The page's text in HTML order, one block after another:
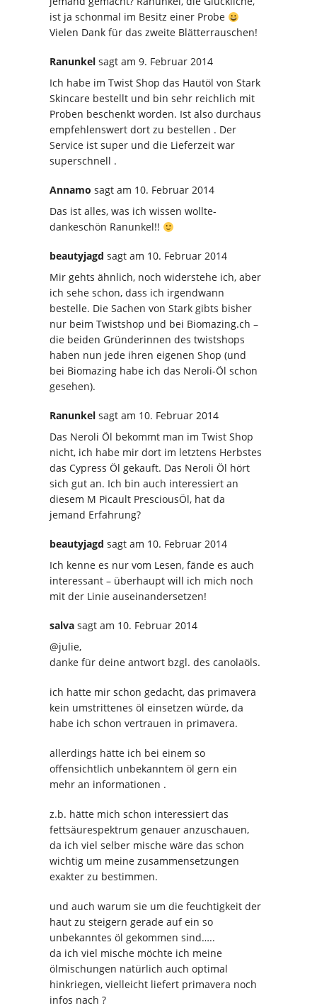
ist ja schonmal im Besitz einer Probe
Vielen Dank für das zweite Blätterrauschen!
Ranunkel sagt am 9. Februar 2014
Ich habe im Twist Shop das Hautöl von Stark
Skincare bestellt und bin sehr reichlich mit
Proben beschenkt worden. Ist also durchaus
empfehlenswert dort zu bestellen . Der
Service ist super und die Lieferzeit war
superschnell .
Annamo sagt am 10. Februar 2014
Das ist alles, was ich wissen wollte-
dankeschön Ranunkel!!
beautyjagd sagt am 10. Februar 2014
Mir gehts ähnlich, noch widerstehe ich, aber
ich sehe schon, dass ich irgendwann
bestelle. Die Sachen von Stark gibts bisher
nur beim Twistshop und bei Biomazing.ch –
die beiden Gründerinnen des twistshops
haben nun jede ihren eigenen Shop (und
bei Biomazing habe ich das Neroli-Öl schon
gesehen).
Ranunkel sagt am 10. Februar 2014
Das Neroli Öl bekommt man im Twist Shop
nicht, ich habe mir dort im letztens Herbstes
das Cypress Öl gekauft. Das Neroli Öl hört
sich gut an. Ich bin auch interessiert an
diesem M Picault PresciousÖl, hat da
jemand Erfahrung?
beautyjagd sagt am 10. Februar 2014
Ich kenne es nur vom Lesen, fände es auch
interessant – überhaupt will ich mich noch
mit der Linie auseinandersetzen!
salva sagt am 10. Februar 2014
@julie,
danke für deine antwort bzgl. des canolaöls.
ich hatte mir schon gedacht, das primavera
kein umstrittenes öl einsetzen würde, da
habe ich schon vertrauen in primavera.
allerdings hätte ich bei einem so
offensichtlich unbekanntem öl gern ein
mehr an informationen .
z.b. hätte mich schon interessiert das
fettsäurespektrum genauer anzuschauen,
da ich viel selber mische wäre das schon
wichtig um meine zusammensetzungen
exakter zu bestimmen.
und auch warum sie um die feuchtigkeit der
haut zu steigern gerade auf ein so
unbekanntes öl gekommen sind…..
da ich viel mische möchte ich meine
ölmischungen natürlich auch optimal
hinkriegen, vielleicht liefert primavera noch
infos nach ?